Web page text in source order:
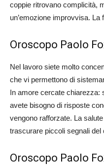
coppie ritrovano complicità,
un’emozione improvvisa. La
Oroscopo Paolo
Nel lavoro siete molto
che vi permettono di
In amore cercate
avete bisogno di risposte
vengono rafforzate. La
trascurare piccoli segnali del
Oroscopo Paolo